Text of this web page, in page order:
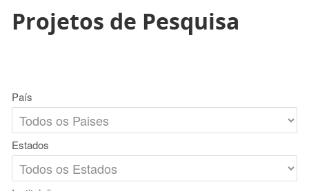
Projetos de Pesquisa
País
Estados